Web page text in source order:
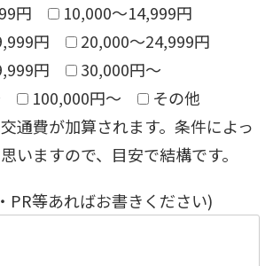
円
10,000〜14,999円
円
20,000〜24,999円
円
30,000円〜
100,000円〜
その他
通費が加算されます。条件によっ
いますので、目安で結構です。
等あればお書きください)